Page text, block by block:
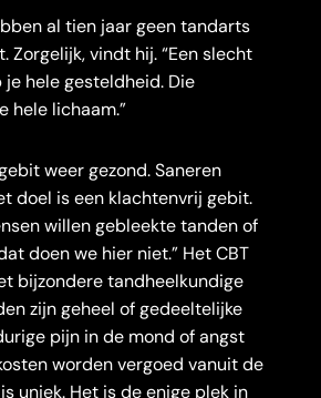
al tien jaar geen tandarts
Zorgelijk, vindt hij. “Een slecht
hele gesteldheid. Die
hele lichaam.”
weer gezond. Saneren
doel is een klachtenvrij gebit.
willen gebleekte tanden of
doen we hier niet.” Het CBT
bijzondere tandheelkundige
zijn geheel of gedeeltelijke
pijn in de mond of angst
worden vergoed vanuit de
uniek. Het is de enige plek in